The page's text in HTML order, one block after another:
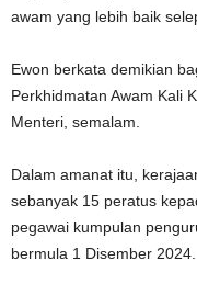
awam yang lebih baik
Ewon berkata demikian
Perkhidmatan Awam Kali
Menteri, semalam.
Dalam amanat itu,
sebanyak 15 peratus
pegawai kumpulan
bermula 1 Disember 2024.